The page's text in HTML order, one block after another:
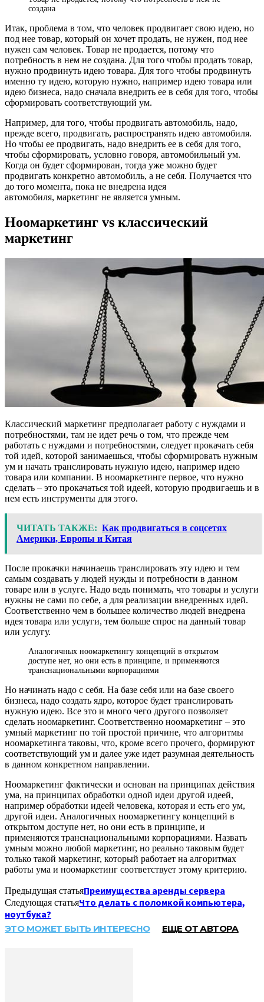
создана
Итак, проблема в том, что человек продвигает свою идею, но
под нее товар, который он хочет продать, не нужен, под нее
нужен сам человек. Товар не продается, потому что
потребность в нем не создана. Для того чтобы продать товар,
нужно продвинуть идею товара. Для того чтобы продвинуть
именно ту идею, которую нужно, например идею товара или
идею бизнеса, надо сначала внедрить ее в себя для того, чтобы
сформировать соответствующий ум.
Например, для того, чтобы продвигать автомобиль, надо,
прежде всего, продвигать, распространять идею автомобиля.
Но чтобы ее продвигать, надо внедрить ее в себя для того,
чтобы сформировать, условно говоря, автомобильный ум.
Когда он будет сформирован, тогда уже можно будет
продвигать конкретно автомобиль, а не себя. Получается что
до того момента, пока не внедрена идея
автомобиля, маркетинг не является умным.
Ноомаркетинг vs классический
маркетинг
Классический маркетинг предполагает работу с нуждами и
потребностями, там не идет речь о том, что прежде чем
работать с нуждами и потребностями, следует прокачать себя
той идей, которой занимаешься, чтобы сформировать нужным
ум и начать транслировать нужную идею, например идею
товара или компании. В ноомаркетинге первое, что нужно
сделать – это прокачаться той идеей, которую продвигаешь и в
нем есть инструменты для этого.
ЧИТАТЬ ТАКЖЕ: Как продвигаться в соцсетях
Америки, Европы и Китая
После прокачки начинаешь транслировать эту идею и тем
самым создавать у людей нужды и потребности в данном
товаре или в услуге. Надо ведь понимать, что товары и услуги
нужны не сами по себе, а для реализации внедренных идей.
Соответственно чем в большее количество людей внедрена
идея товара или услуги, тем больше спрос на данный товар
или услугу.
Аналогичных ноомаркетингу концепций в открытом
доступе нет, но они есть в принципе, и применяются
транснациональными корпорациями
Но начинать надо с себя. На базе себя или на базе своего
бизнеса, надо создать ядро, которое будет транслировать
нужную идею. Все это и много чего другого позволяет
сделать ноомаркетинг. Соответственно ноомаркетинг – это
умный маркетинг по той простой причине, что алгоритмы
ноомаркетинга таковы, что, кроме всего прочего, формируют
соответствующий ум и далее уже идет разумная деятельность
в данном конкретном направлении.
Ноомаркетинг фактически и основан на принципах действия
ума, на принципах обработки одной идеи другой идеей,
например обработки идеей человека, которая и есть его ум,
другой идеи. Аналогичных ноомаркетингу концепций в
открытом доступе нет, но они есть в принципе, и
применяются транснациональными корпорациями. Назвать
умным можно любой маркетинг, но реально таковым будет
только такой маркетинг, который работает на алгоритмах
работы ума и ноомаркетинг соответствует этому критерию.
Предыдущая статьяПреимущества аренды сервера
Следующая статьяЧто делать с поломкой компьютера,
ноутбука?
ЭТО МОЖЕТ БЫТЬ ИНТЕРЕСНО ЕЩЕ ОТ АВТОРА